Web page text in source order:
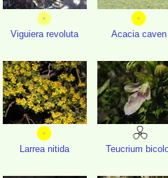
Viguiera revoluta Acacia caven
Larrea nitida Teucrium